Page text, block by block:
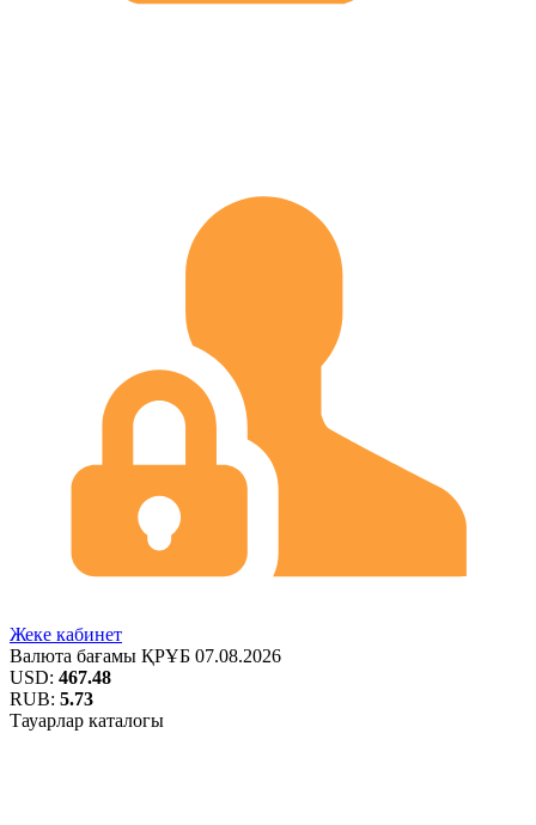
Жеке кабинет
Валюта бағамы ҚРҰБ 07.08.2026
USD: 467.48
RUB: 5.73
Тауарлар каталогы